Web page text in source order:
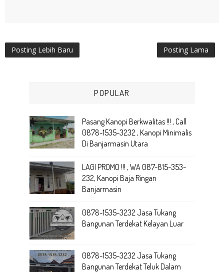
Posting Lebih Baru Posting Lama
POPULAR
Pasang Kanopi Berkwalitas !!! , Call
0878-1535-3232 , Kanopi Minimalis
Di Banjarmasin Utara
LAGI PROMO !!! , WA 087-815-353-
232, Kanopi Baja Ringan
Banjarmasin
0878-1535-3232 Jasa Tukang
Bangunan Terdekat Kelayan Luar
0878-1535-3232 Jasa Tukang
Bangunan Terdekat Teluk Dalam